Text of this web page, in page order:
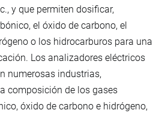
y que permiten dosificar,
el óxido de carbono, el
o los hidrocarburos para una
Los analizadores eléctricos
numerosas industrias,
composición de los gases
óxido de carbono e hidrógeno,